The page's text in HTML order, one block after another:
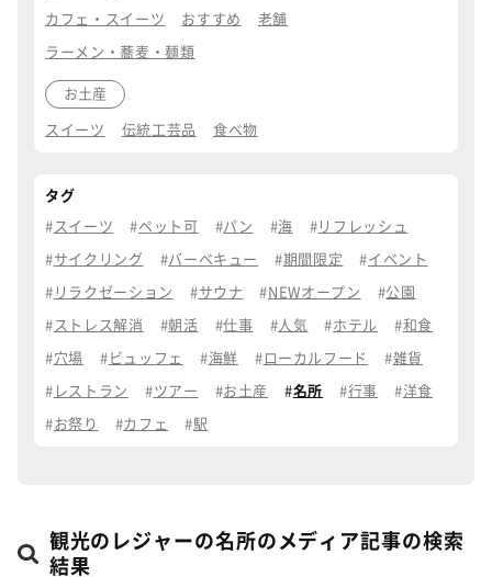
カフェ・スイーツ おすすめ 老舗
ラーメン・蕎麦・麺類
お土産
スイーツ 伝統工芸品 食べ物
タグ
スイーツ ペット可 パン 海 リフレッシュ
サイクリング バーベキュー 期間限定 イベント
リラクゼーション サウナ NEWオープン 公園
ストレス解消 朝活 仕事 人気 ホテル 和食
穴場 ビュッフェ 海鮮 ローカルフード 雑貨
レストラン ツアー お土産 名所 行事 洋食
お祭り カフェ 駅
観光のレジャーの名所のメディア記事の検索
結果